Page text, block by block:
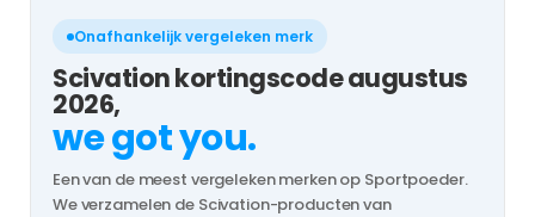
Onafhankelijk vergeleken merk
Scivation kortingscode augustus
2026,
we got you.
Een van de meest vergeleken merken op Sportpoeder.
We verzamelen de Scivation-producten van